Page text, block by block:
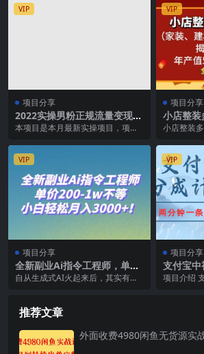
VIP
项目分享
2022实操男粉正规流量变现项
目，一台手机即可 当天就能出
本项目是本月最新实操项目，项目
卖给他们，产品是虚拟...
VIP
项目分享
小店整
装、建
000万
小店整装
平小店年
VIP
项目分享
全新副业Ai指令工程师，单价
200-1w不等，小白轻松月入3
自从生成式AI火起来后，其实有一
VIP
项目分享
支付宝
钟一条原
项目介绍
推荐文章
外面收费4980闲鱼无货源实